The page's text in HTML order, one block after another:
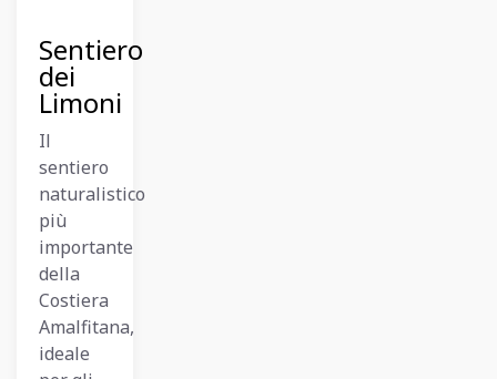
Sentiero
dei
Limoni
Il
sentiero
naturalistico
più
importante
della
Costiera
Amalfitana,
ideale